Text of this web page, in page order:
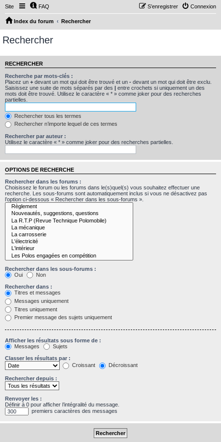
Site FAQ Connexion
S’enregistrer
Index du forum Rechercher
Rechercher
RECHERCHER
Recherche par mots-clés :
Placez un + devant un mot qui doit être trouvé et un - devant un mot qui doit être exclu.
Saisissez une suite de mots séparés par des | entre crochets si uniquement un des
mots doit être trouvé. Utilisez le caractère « * » comme joker pour des recherches
partielles.
Rechercher tous les termes
Rechercher n’importe lequel de ces termes
Rechercher par auteur :
Utilisez le caractère « * » comme joker pour des recherches partielles.
OPTIONS DE RECHERCHE
Rechercher dans les forums :
Choisissez le forum ou les forums dans le(s)quel(s) vous souhaitez effectuer une
recherche. Les sous-forums sont automatiquement inclus si vous ne désactivez pas
l’option ci-dessous « Rechercher dans les sous-forums ».
Rechercher dans les sous-forums :
Oui
Non
Rechercher dans :
Titres et messages
Messages uniquement
Titres uniquement
Premier message des sujets uniquement
Afficher les résultats sous forme de :
Messages
Sujets
Classer les résultats par :
Croissant
Décroissant
Rechercher depuis :
Renvoyer les :
Définir à 0 pour afficher l’intégralité du message.
premiers caractères des messages